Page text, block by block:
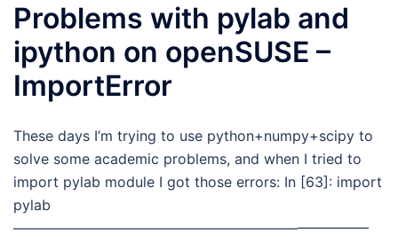
Problems with pylab and
ipython on openSUSE –
ImportError
These days I’m trying to use python+numpy+scipy to
solve some academic problems, and when I tried to
import pylab module I got those errors: In [63]: import
pylab
—————————————————————————